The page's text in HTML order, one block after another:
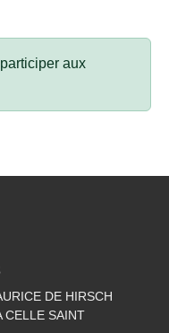
aux
DE HIRSCH
CELLE SAINT